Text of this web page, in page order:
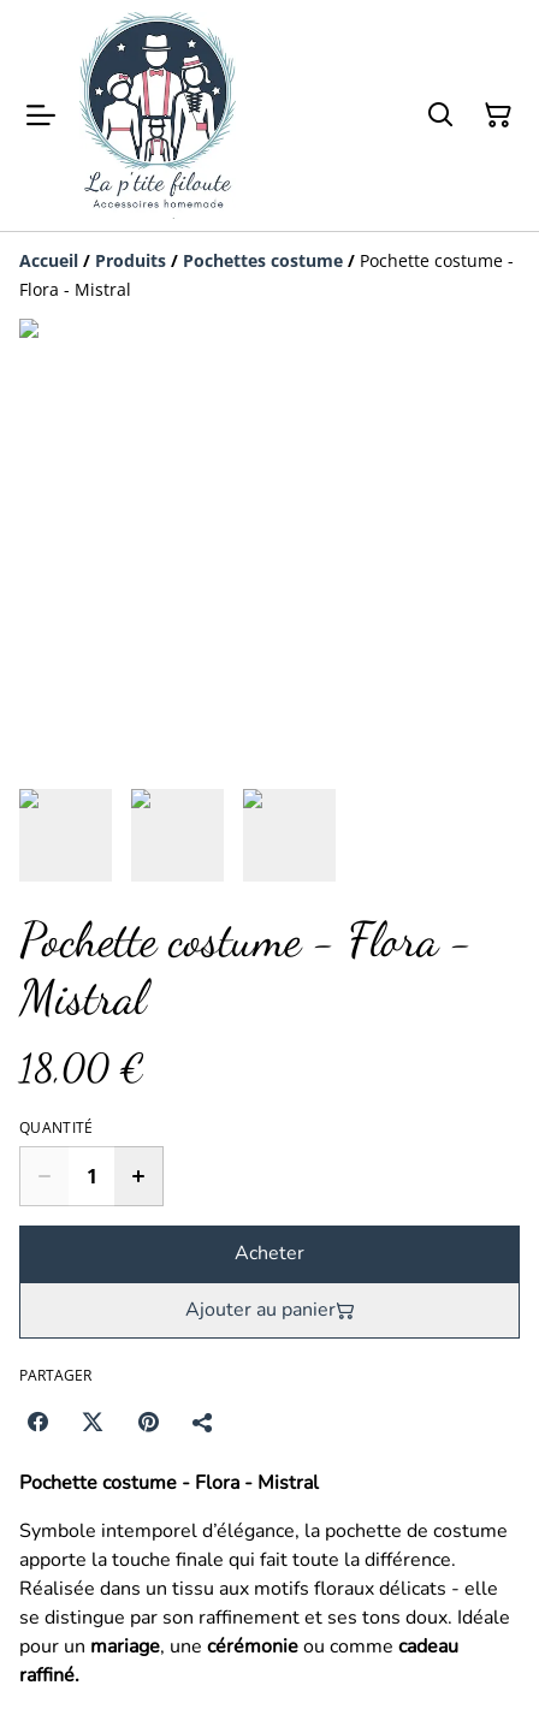
Accueil / Produits / Pochettes costume / Pochette costume -
Flora - Mistral
Pochette costume - Flora -
Mistral
18,00 €
QUANTITÉ
Acheter
Ajouter au panier
PARTAGER
Pochette costume - Flora - Mistral
Symbole intemporel d’élégance, la pochette de costume
apporte la touche finale qui fait toute la différence.
Réalisée dans un tissu aux motifs floraux délicats - elle
se distingue par son raffinement et ses tons doux. Idéale
pour un mariage, une cérémonieou comme cadeau
raffiné.